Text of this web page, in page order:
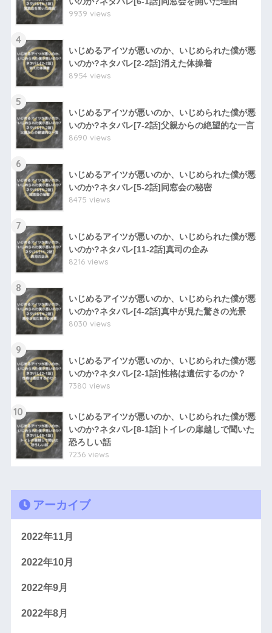
9939 views
4
いじめるアイツが悪いのか、いじめられた僕が悪
いのか?ネタバレ[2-2話]消えた体操着
8954 views
5
いじめるアイツが悪いのか、いじめられた僕が悪
いのか?ネタバレ[7-2話]父親からの絶望的な一言
8690 views
6
いじめるアイツが悪いのか、いじめられた僕が悪
いのか?ネタバレ[5-2話]同窓会の秘密
8475 views
7
いじめるアイツが悪いのか、いじめられた僕が悪
いのか?ネタバレ[11-2話]真司の企み
8216 views
8
いじめるアイツが悪いのか、いじめられた僕が悪
いのか?ネタバレ[4-2話]真中が見た驚きの光景
8030 views
9
いじめるアイツが悪いのか、いじめられた僕が悪
いのか?ネタバレ[2-1話]性格は遺伝するのか？
7380 views
10
いじめるアイツが悪いのか、いじめられた僕が悪
いのか?ネタバレ[8-1話]トイレの扉越しで聞いた
恐ろしい話
7236 views
アーカイブ
2022年11月
2022年10月
2022年9月
2022年8月